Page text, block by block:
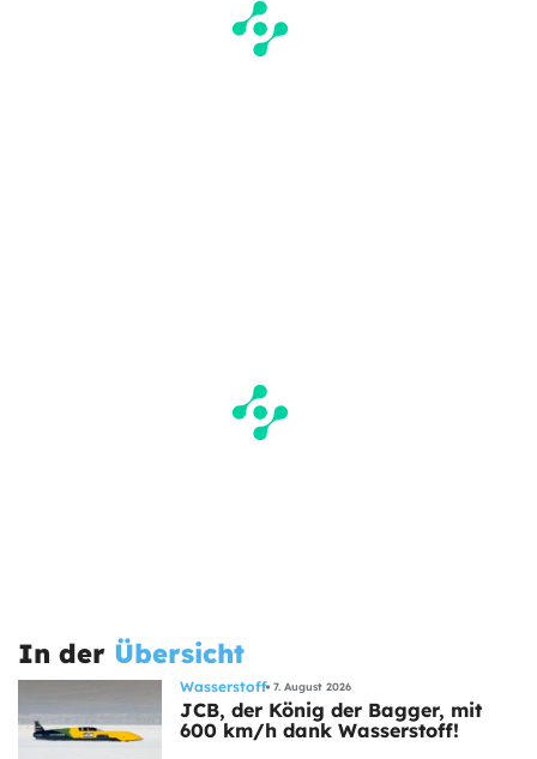
In der Übersicht
Wasserstoff 7. August 2026
JCB, der König der Bagger, mit
600 km/h dank Wasserstoff!